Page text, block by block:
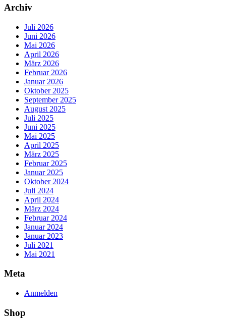
Archiv
Juli 2026
Juni 2026
Mai 2026
April 2026
März 2026
Februar 2026
Januar 2026
Oktober 2025
September 2025
August 2025
Juli 2025
Juni 2025
Mai 2025
April 2025
März 2025
Februar 2025
Januar 2025
Oktober 2024
Juli 2024
April 2024
März 2024
Februar 2024
Januar 2024
Januar 2023
Juli 2021
Mai 2021
Meta
Anmelden
Shop